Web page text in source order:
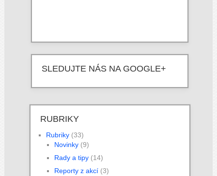
SLEDUJTE NÁS NA GOOGLE+
RUBRIKY
Rubriky(33)
Novinky(9)
Rady a tipy(14)
Reporty z akcí(3)